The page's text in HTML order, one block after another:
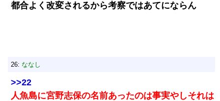
都合よく改変されるから考察ではあてにならん
26: ななし
>>22
人魚島に宮野志保の名前あったのは事実やしそれは